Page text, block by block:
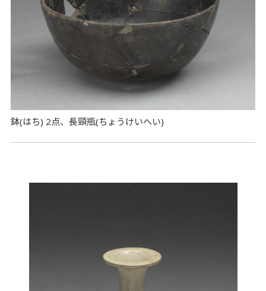
鉢(はち) 2点、長頸瓶(ちょうけいへい)